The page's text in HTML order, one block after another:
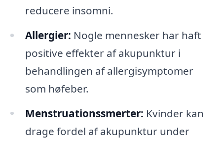
reducere insomni.
Allergier: Nogle mennesker har haft
positive effekter af akupunktur i
behandlingen af allergisymptomer
som høfeber.
Menstruationssmerter: Kvinder kan
drage fordel af akupunktur under